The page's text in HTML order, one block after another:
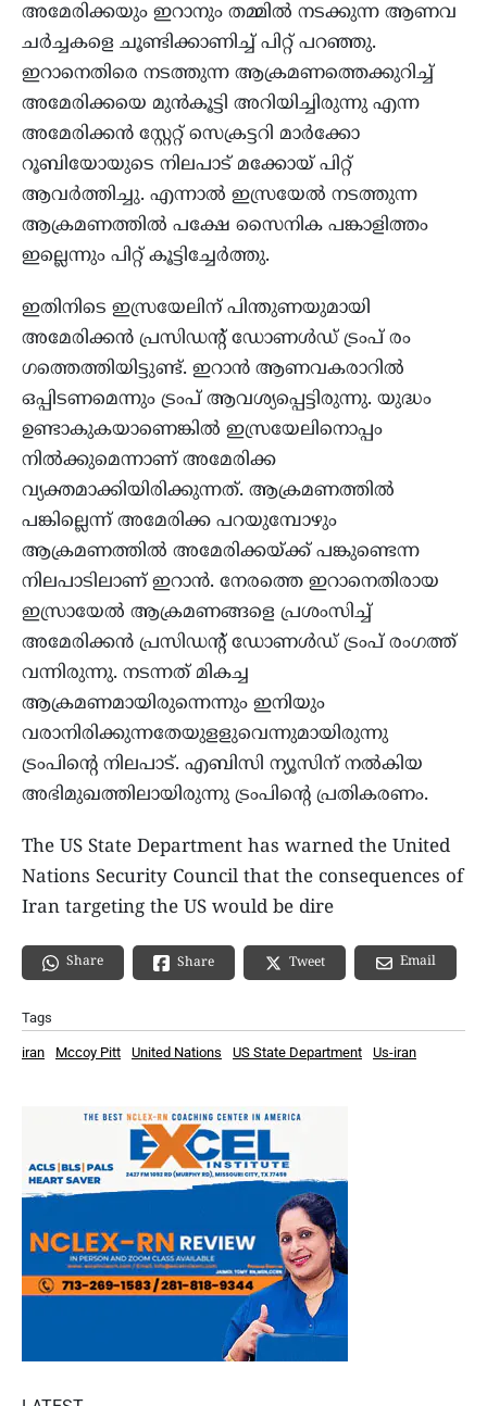
അമേരിക്കയും ഇറാനും തമ്മിൽ നടക്കുന്ന ആണവ
ച‍ർച്ചകളെ ചൂണ്ടിക്കാണിച്ച് പിറ്റ് പറഞ്ഞു.
ഇറാനെതിരെ നടത്തുന്ന ആക്രമണത്തെക്കുറിച്ച്
അമേരിക്കയെ മുൻകൂട്ടി അറിയിച്ചിരുന്നു എന്ന
അമേരിക്കൻ സ്റ്റേറ്റ് സെക്രട്ടറി മാർക്കോ
റൂബിയോയുടെ നിലപാട് മക്കോയ് പിറ്റ്
ആവ‍ർത്തിച്ചു. എന്നാൽ ഇസ്രയേൽ നടത്തുന്ന
ആക്രമണത്തിൽ പക്ഷേ സൈനിക പങ്കാളിത്തം
ഇല്ലെന്നും പിറ്റ് കൂട്ടിച്ചേ‍ർത്തു.
ഇതിനിടെ ഇസ്രയേലിന് പിന്തുണയുമായി
അമേരിക്കൻ പ്രസിഡൻ്റ് ഡോണൾഡ് ട്രംപ് രം​
ഗത്തെത്തിയിട്ടുണ്ട്. ഇറാൻ ആണവകരാറിൽ
ഒപ്പിടണമെന്നും ട്രംപ് ആവശ്യപ്പെട്ടിരുന്നു. യുദ്ധം
ഉണ്ടാകുകയാണെങ്കിൽ ഇസ്രയേലിനൊപ്പം
നിൽക്കുമെന്നാണ് അമേരിക്ക
വ്യക്തമാക്കിയിരിക്കുന്നത്. ആക്രമണത്തിൽ
പങ്കില്ലെന്ന് അമേരിക്ക പറയുമ്പോഴും
ആക്രമണത്തിൽ അമേരിക്കയ്ക്ക് പങ്കുണ്ടെന്ന
നിലപാടിലാണ് ഇറാൻ. നേരത്തെ ഇറാനെതിരായ
ഇസ്രായേൽ ആക്രമണങ്ങളെ പ്രശംസിച്ച്
അമേരിക്കൻ പ്രസിഡന്റ് ഡോണൾഡ് ട്രംപ് രം​ഗത്ത്
വന്നിരുന്നു. നടന്നത് മികച്ച
ആക്രമണമായിരുന്നെന്നും ഇനിയും
വരാനിരിക്കുന്നതേയുളളുവെന്നുമായിരുന്നു
ട്രംപിൻ്റെ നിലപാട്. എബിസി ന്യൂസിന് നൽകിയ
അഭിമുഖത്തിലായിരുന്നു ട്രംപിന്റെ പ്രതികരണം.
The US State Department has warned the United
Nations Security Council that the consequences of
Iran targeting the US would be dire
Share Share Tweet Email
Tags
iran Mccoy Pitt United Nations US State Department Us-iran